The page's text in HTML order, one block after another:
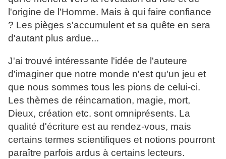
l'origine de l'Homme. Mais à qui faire confiance
? Les pièges s'accumulent et sa quête en sera
d'autant plus ardue...
J'ai trouvé intéressante l'idée de l'auteure
d'imaginer que notre monde n'est qu'un jeu et
que nous sommes tous les pions de celui-ci.
Les thèmes de réincarnation, magie, mort,
Dieux, création etc. sont omniprésents. La
qualité d'écriture est au rendez-vous, mais
certains termes scientifiques et notions pourront
paraître parfois ardus à certains lecteurs.